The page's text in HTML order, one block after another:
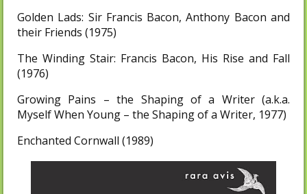
Golden Lads: Sir Francis Bacon, Anthony Bacon and
their Friends (1975)
The Winding Stair: Francis Bacon, His Rise and Fall
(1976)
Growing Pains – the Shaping of a Writer (a.k.a.
Myself When Young – the Shaping of a Writer, 1977)
Enchanted Cornwall (1989)